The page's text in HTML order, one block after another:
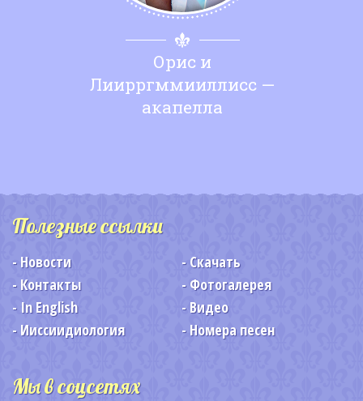
Орис и
Лиирргммииллисс —
акапелла
Полезные ссылки
Новости
Скачать
Контакты
Фотогалерея
In English
Видео
Ииссиидиология
Номера песен
Мы в соцсетях